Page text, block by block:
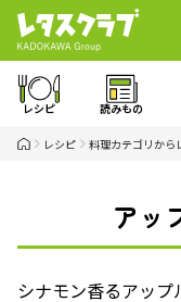
レシピ 読みもの
レシピ 料理カテゴリから
アッ
シナモン香るアッ